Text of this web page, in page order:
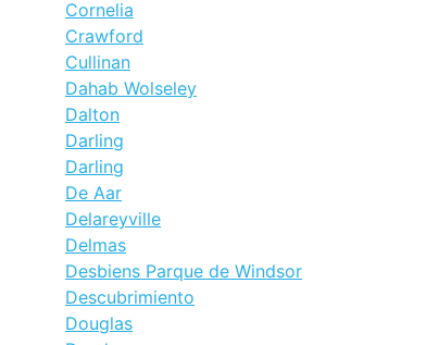
Cornelia
Crawford
Cullinan
Dahab Wolseley
Dalton
Darling
Darling
De Aar
Delareyville
Delmas
Desbiens Parque de Windsor
Descubrimiento
Douglas